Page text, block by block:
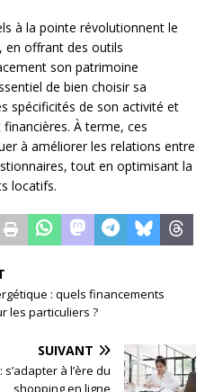
à la pointe révolutionnent le
en offrant des outils
son patrimoine
de bien choisir sa
spécificités de son activité et
À terme, ces
à améliorer les relations entre
tout en optimisant la
locatifs.
: quels financements
les particuliers ?
SUIVANT
à l’ère du
shopping en ligne